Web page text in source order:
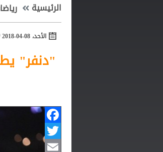
الرئيسية
الأحد، 08-04-2018
"دنفر"
Facebook
Twitter
Email